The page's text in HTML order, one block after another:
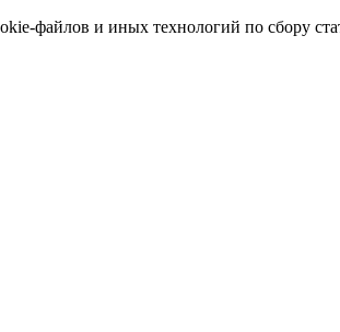
файлов и иных технологий по сбору